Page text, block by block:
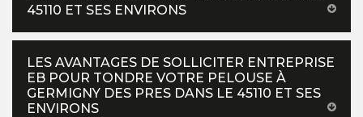
45110 ET SES ENVIRONS
LES AVANTAGES DE SOLLICITER ENTREPRISE
EB POUR TONDRE VOTRE PELOUSE À
GERMIGNY DES PRES DANS LE 45110 ET SES
ENVIRONS